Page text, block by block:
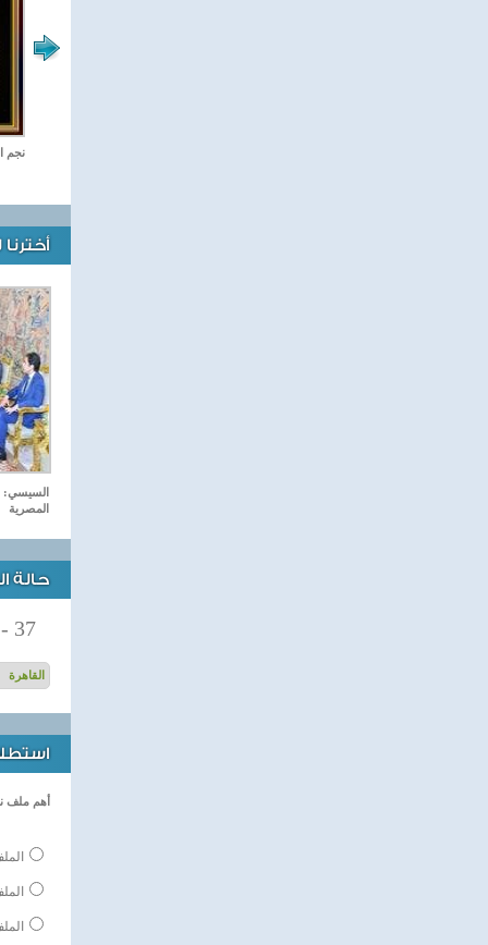
نجم
السيسي:
المصرية
حالة
37
أهم ملف